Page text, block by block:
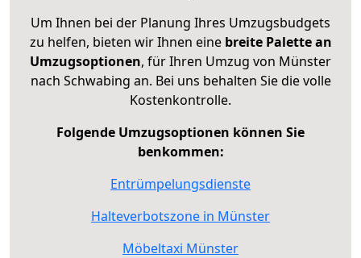
Um Ihnen bei der Planung Ihres Umzugsbudgets
zu helfen, bieten wir Ihnen eine breite Palette an
Umzugsoptionen, für Ihren Umzug von Münster
nach Schwabing an. Bei uns behalten Sie die volle
Kostenkontrolle.
Folgende Umzugsoptionen können Sie
benkommen:
Entrümpelungsdienste
Halteverbotszone in Münster
Möbeltaxi Münster